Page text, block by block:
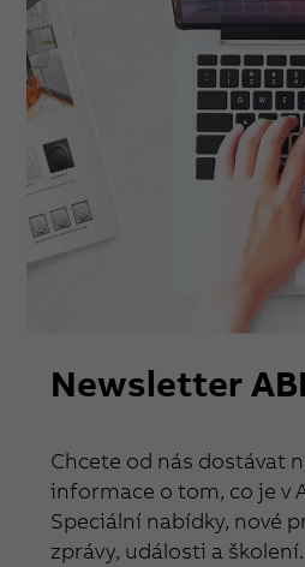
Newsletter
Chcete od nás dostávat
informace o tom, co je v
Speciální nabídky, nové
zprávy, události a školení.